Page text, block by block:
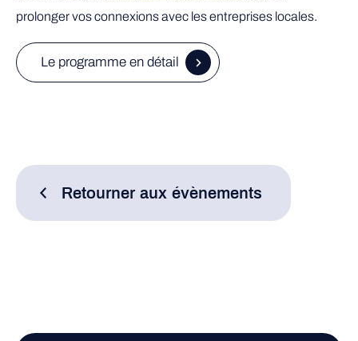
prolonger vos connexions avec les entreprises locales.
Le programme en détail
Retourner aux évènements